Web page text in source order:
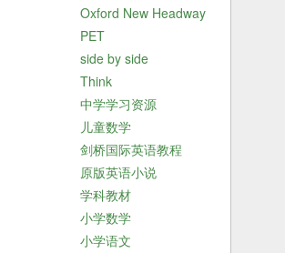
Oxford New Headway
PET
side by side
Think
中学学习资源
儿童数学
剑桥国际英语教程
原版英语小说
学科教材
小学数学
小学语文